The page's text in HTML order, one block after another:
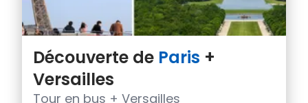
Découverte de Paris +
Versailles
Tour en bus + Versailles